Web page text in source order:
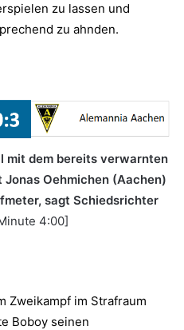
zu lassen und
zu ahnden.
mit dem bereits verwarnten
Oehmichen (Aachen)
sagt Schiedsrichter
4:00]
Zweikampf im Strafraum
Boboy seinen